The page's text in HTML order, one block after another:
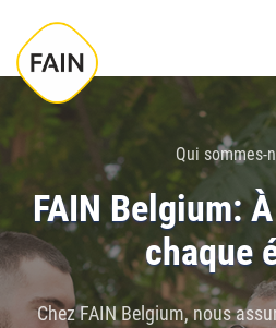
Qui sommes-
FAIN Belgium:
chaque
Chez FAIN Belgium, nous